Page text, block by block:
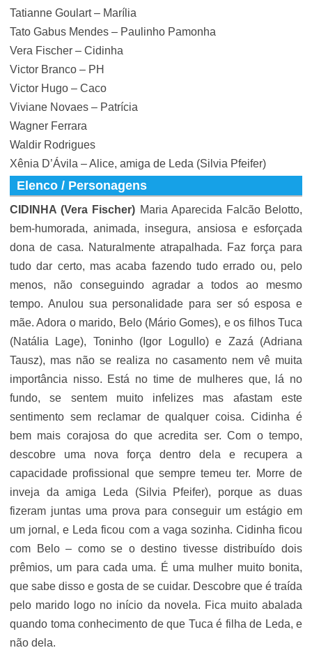
Tatianne Goulart – Marília
Tato Gabus Mendes – Paulinho Pamonha
Vera Fischer – Cidinha
Victor Branco – PH
Victor Hugo – Caco
Viviane Novaes – Patrícia
Wagner Ferrara
Waldir Rodrigues
Xênia D’Ávila – Alice, amiga de Leda (Silvia Pfeifer)
Elenco / Personagens
CIDINHA (Vera Fischer) Maria Aparecida Falcão Belotto,
bem-humorada, animada, insegura, ansiosa e esforçada
dona de casa. Naturalmente atrapalhada. Faz força para
tudo dar certo, mas acaba fazendo tudo errado ou, pelo
menos, não conseguindo agradar a todos ao mesmo
tempo. Anulou sua personalidade para ser só esposa e
mãe. Adora o marido, Belo (Mário Gomes), e os filhos Tuca
(Natália Lage), Toninho (Igor Logullo) e Zazá (Adriana
Tausz), mas não se realiza no casamento nem vê muita
importância nisso. Está no time de mulheres que, lá no
fundo, se sentem muito infelizes mas afastam este
sentimento sem reclamar de qualquer coisa. Cidinha é
bem mais corajosa do que acredita ser. Com o tempo,
descobre uma nova força dentro dela e recupera a
capacidade profissional que sempre temeu ter. Morre de
inveja da amiga Leda (Silvia Pfeifer), porque as duas
fizeram juntas uma prova para conseguir um estágio em
um jornal, e Leda ficou com a vaga sozinha. Cidinha ficou
com Belo – como se o destino tivesse distribuído dois
prêmios, um para cada uma. É uma mulher muito bonita,
que sabe disso e gosta de se cuidar. Descobre que é traída
pelo marido logo no início da novela. Fica muito abalada
quando toma conhecimento de que Tuca é filha de Leda, e
não dela.